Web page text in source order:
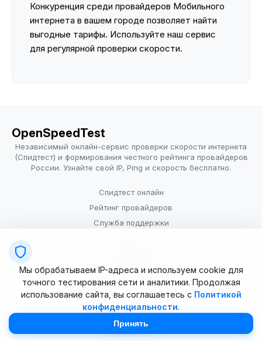
Конкуренция среди провайдеров Мобильного
интернета в вашем городе позволяет найти
выгодные тарифы. Используйте наш сервис
для регулярной проверки скорости.
OpenSpeedTest
Независимый онлайн-сервис проверки скорости интернета
(Спидтест) и формирования честного рейтинга провайдеров
России. Узнайте свой IP, Ping и скорость бесплатно.
Спидтест онлайн
Рейтинг провайдеров
Служба поддержки
Условия использования
© 2025–2026 OpenSpeedTest (ИП Долматова В.В.). Все права
Мы обрабатываем IP-адреса и используем cookie для
точного тестирования сети и аналитики. Продолжая
использование сайта, вы соглашаетесь с Политикой
конфиденциальности.
Принять